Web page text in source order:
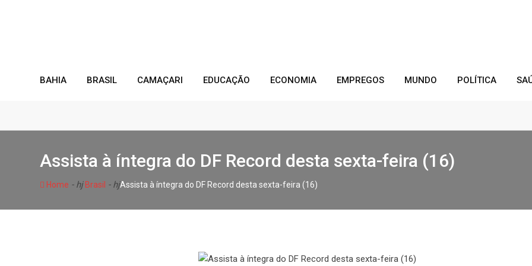
BAHIA BRASIL CAMAÇARI EDUCAÇÃO ECONOMIA EMPREGOS MUNDO POLÍTICA
Assista à íntegra do DF Record desta sexta-feira (16)
Home - hjBrasil - hjAssista à íntegra do DF Record desta sexta-feira (16)